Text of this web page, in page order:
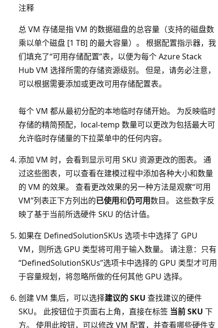
注释
总 VM 存储是指 VM 的数据磁盘的总容量（支持的磁盘数
乘以单个磁盘 [1 TB] 的最大容量）。 根据配置指示器，我
们填充了“可用存储配置”表，以便为每个 Azure Stack
Hub VM 选择所需的存储资源级别。 但是，请务必注意，
可以根据需要添加或更改可用存储配置表。
每个 VM 都从最初分配的本地临时存储开始。 为反映临时
存储的精简预配，local-temp 数量可以更改为包括最大可
允许临时存储量的下拉菜单中的任何内容。
添加 VM 时，会看到显示可用 SKU 资源更改的图表。 通
过这些图表，可以查看在建模过程中添加各种大小和数量
的 VM 的效果。 查看更改效果的另一种方法是观察“可用
VM”列表正下方列出的已使用和仍可用数目。 这些数字反
映了基于当前所选硬件 SKU 的估计值。
如果在 DefinedSolutionSKUs 选项卡中选择了 GPU
VM，则所选 GPU 类型将可用于输入数量。 请注意：只有
“DefinedSolutionSKUs”选项卡中选择的 GPU 类型才可用
于容量规划，将忽略所做的任何其他 GPU 选择。
创建 VM 集后，可以选择建议的 SKU 查找建议的硬件
SKU。 此按钮位于页面右上角，直接在标签 当前 SKU 下
方。 使用此按钮，可以修改 VM 配置，并查看哪些硬件支